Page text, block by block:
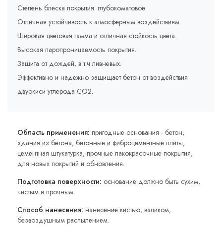
Степень блеска покрытия: глубокоматовое.
Отличная устойчивость к атмосферным воздействиям.
Широкая цветовая гамма и отличная стойкость цвета.
Высокая паропроницаемость покрытия.
Защита от дождей, в т.ч ливневых.
Эффективно и надежно защищает бетон от воздействия
двуокиси углерода СО2.
Область применения: пригодные основания - бетон,
здания из бетона, бетонные и фиброцементные плиты,
цементная штукатурка; прочные лакокрасочные покрытия;
для новых покрытий и обновления.
Подготовка поверхности: основание должно быть сухим,
чистым и прочным.
Способ нанесения: нанесение кистью, валиком,
безвоздушным распылением.